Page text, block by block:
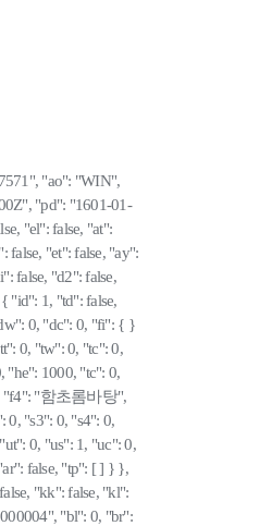
"ao": "WIN",
"pd": "1601-01-
"el": false, "at":
false, "et": false, "ay":
false, "d2": false,
"id": 1, "td": false,
0, "dc": 0, "fi": { }
0, "tw": 0, "tc": 0,
1000, "tc": 0,
"f4": "함초롬바탕",
"s3": 0, "s4": 0,
0, "us": 1, "uc": 0,
false, "tp": [ ] } },
"kk": false, "kl":
"bl": 0, "br":